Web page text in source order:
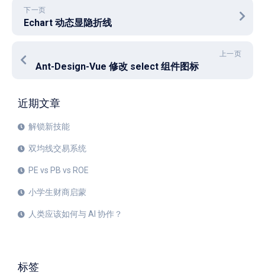
下一页
Echart 动态显隐折线
上一页
Ant-Design-Vue 修改 select 组件图标
近期文章
解锁新技能
双均线交易系统
PE vs PB vs ROE
小学生财商启蒙
人类应该如何与 AI 协作？
标签